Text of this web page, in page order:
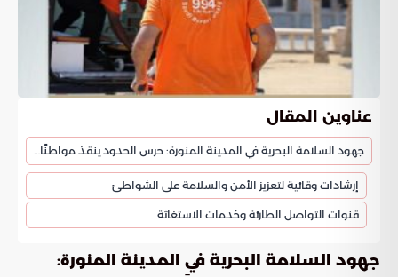
عناوين المقال
جهود السلامة البحرية في المدينة المنورة: حرس الحدود ينقذ مواطنًا من الغرق
إرشادات وقائية لتعزيز الأمن والسلامة على الشواطئ
قنوات التواصل الطارئة وخدمات الاستغاثة
جهود السلامة البحرية في المدينة المنورة: